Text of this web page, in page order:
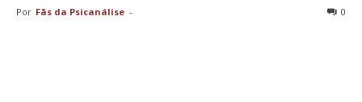
Por Fãs da Psicanálise - 0